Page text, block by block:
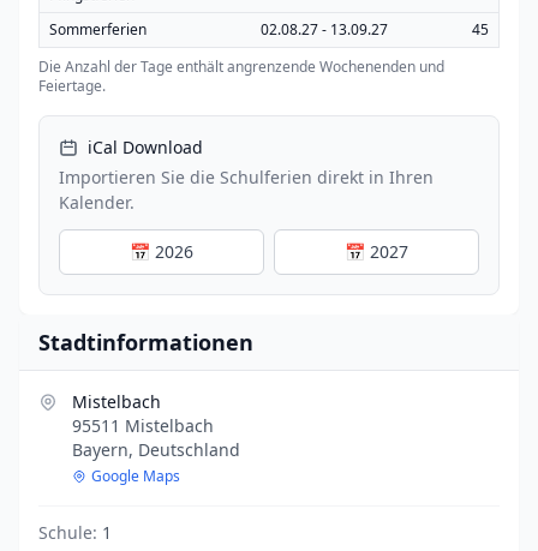
Sommerferien 02.08.27 - 13.09.27
45
Die Anzahl der Tage enthält angrenzende Wochenenden und
Feiertage.
iCal Download
Importieren Sie die Schulferien direkt in Ihren
Kalender.
📅 2026 📅 2027
Stadtinformationen
Mistelbach
95511 Mistelbach
Bayern, Deutschland
Google Maps
Schule: 1